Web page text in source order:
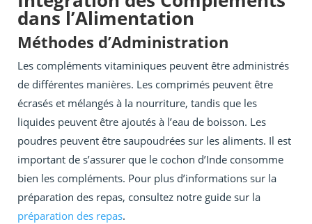
dans l’Alimentation
Méthodes d’Administration
Les compléments vitaminiques peuvent être administrés
de différentes manières. Les comprimés peuvent être
écrasés et mélangés à la nourriture, tandis que les
liquides peuvent être ajoutés à l’eau de boisson. Les
poudres peuvent être saupoudrées sur les aliments. Il est
important de s’assurer que le cochon d’Inde consomme
bien les compléments. Pour plus d’informations sur la
préparation des repas, consultez notre guide sur la
préparation des repas.